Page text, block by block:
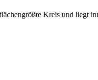
Kreis und liegt